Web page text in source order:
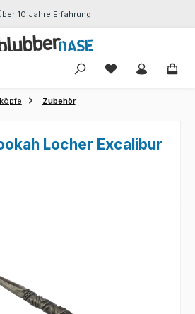
10 Jahre Erfahrung
Du hast 0
Zubehör
Locher Excalibur